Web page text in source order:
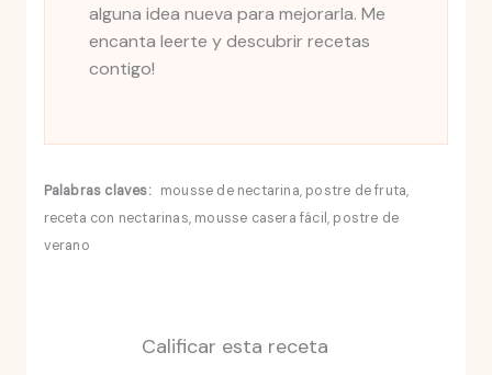
alguna idea nueva para mejorarla. Me
encanta leerte y descubrir recetas
contigo!
Palabras claves: mousse de nectarina, postre de fruta,
receta con nectarinas, mousse casera fácil, postre de
verano
Calificar esta receta